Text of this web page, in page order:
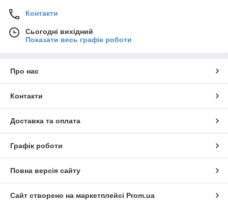
Контакти
Сьогодні вихідний
Показати весь графік роботи
Про нас
Контакти
Доставка та оплата
Графік роботи
Повна версія сайту
Сайт створено на маркетплейсі Prom.ua